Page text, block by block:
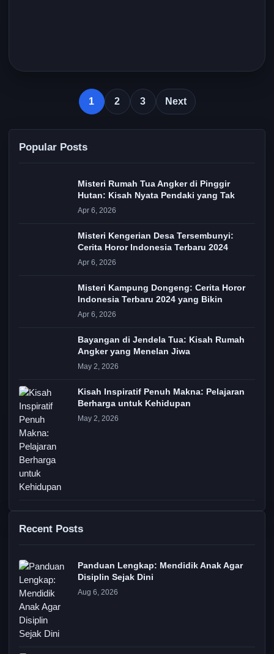
1 2 3 Next
Popular Posts
Misteri Rumah Tua Angker di Pinggir
Hutan: Kisah Nyata Pendaki yang Tak
Apr 6, 2026
Misteri Kengerian Desa Tersembunyi:
Cerita Horor Indonesia Terbaru 2024
Apr 6, 2026
Misteri Kampung Dongeng: Cerita Horor
Indonesia Terbaru 2024 yang Bikin
Apr 6, 2026
Bayangan di Jendela Tua: Kisah Rumah
Angker yang Menelan Jiwa
May 2, 2026
Kisah Inspiratif Penuh Makna: Pelajaran
Berharga untuk Kehidupan
May 2, 2026
Recent Posts
Panduan Lengkap: Mendidik Anak Agar
Disiplin Sejak Dini
Aug 6, 2026